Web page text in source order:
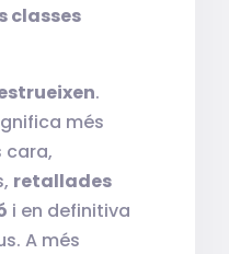
classes
.
més
cara,
retallades
i en definitiva
A més